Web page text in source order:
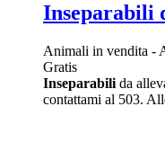
Inseparabili
Animali in vendita -
Gratis
Inseparabili da
contattami al 503.